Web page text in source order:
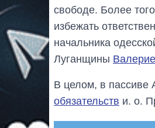
свободе. Более
избежать
начальника
Луганщины
В целом, в пассиве
обязательств и. о.